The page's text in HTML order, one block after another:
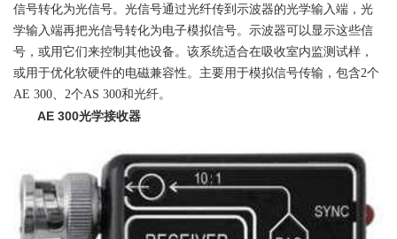
信号转化为光信号。光信号通过光纤传到示波器的光学输入端，光
学输入端再把光信号转化为电子模拟信号。示波器可以显示这些信
号，或用它们来控制其他设备。该系统适合在吸收室内监测试样，
或用于优化软硬件的电磁兼容性。主要用于模拟信号传输，包含2个
AE 300、2个AS 300和光纤。
AE 300光学接收器